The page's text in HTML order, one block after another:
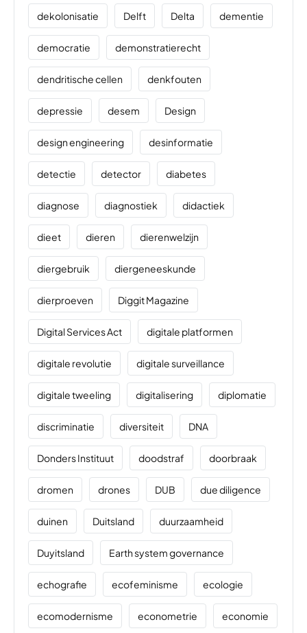
dekolonisatie Delft Delta dementie
democratie demonstratierecht
dendritische cellen denkfouten
depressie desem Design
design engineering desinformatie
detectie detector diabetes
diagnose diagnostiek didactiek
dieet dieren dierenwelzijn
diergebruik diergeneeskunde
dierproeven Diggit Magazine
Digital Services Act digitale platformen
digitale revolutie digitale surveillance
digitale tweeling digitalisering diplomatie
discriminatie diversiteit DNA
Donders Instituut doodstraf doorbraak
dromen drones DUB due diligence
duinen Duitsland duurzaamheid
Duyitsland Earth system governance
echografie ecofeminisme ecologie
ecomodernisme econometrie economie